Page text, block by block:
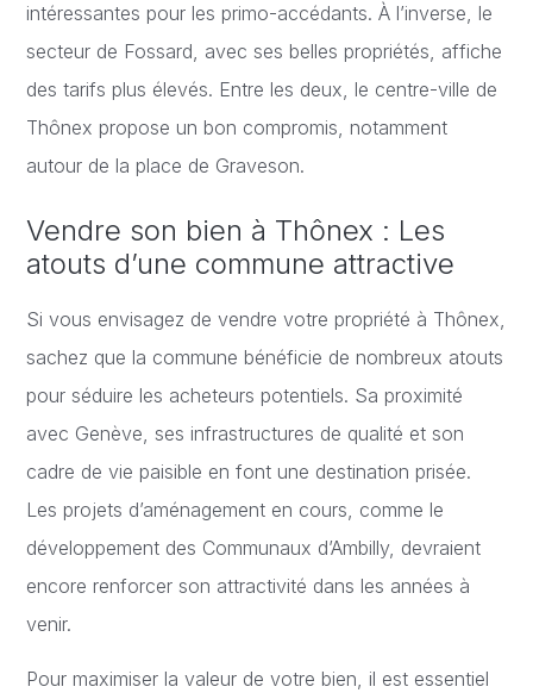
intéressantes pour les primo-accédants. À l’inverse, le
secteur de Fossard, avec ses belles propriétés, affiche
des tarifs plus élevés. Entre les deux, le centre-ville de
Thônex propose un bon compromis, notamment
autour de la place de Graveson.
Vendre son bien à Thônex : Les
atouts d’une commune attractive
Si vous envisagez de vendre votre propriété à Thônex,
sachez que la commune bénéficie de nombreux atouts
pour séduire les acheteurs potentiels. Sa proximité
avec Genève, ses infrastructures de qualité et son
cadre de vie paisible en font une destination prisée.
Les projets d’aménagement en cours, comme le
développement des Communaux d’Ambilly, devraient
encore renforcer son attractivité dans les années à
venir.
Pour maximiser la valeur de votre bien, il est essentiel